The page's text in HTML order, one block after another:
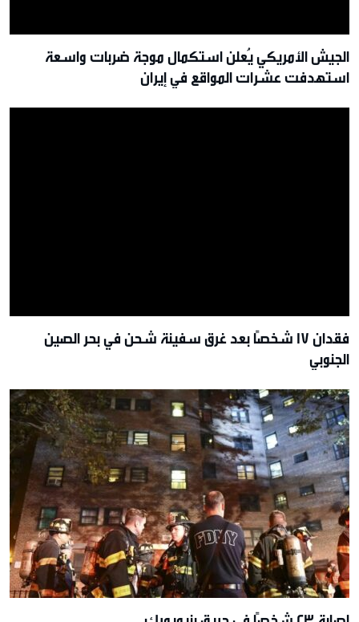
الجيش الأمريكي يُعلن استكمال موجة ضربات واسعة
استهدفت عشرات المواقع في إيران
فقدان 17 شخصًا بعد غرق سفينة شحن في بحر الصين
الجنوبي